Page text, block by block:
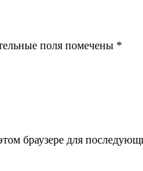
поля помечены *
браузере для